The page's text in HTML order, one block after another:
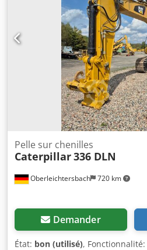
Oberleichtersbach 720 km
Pelle sur chenilles
Caterpillar336 DLN
Demander
État: bon (utilisé), Fonctionnalité: